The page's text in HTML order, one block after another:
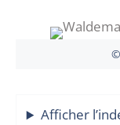
Afficher